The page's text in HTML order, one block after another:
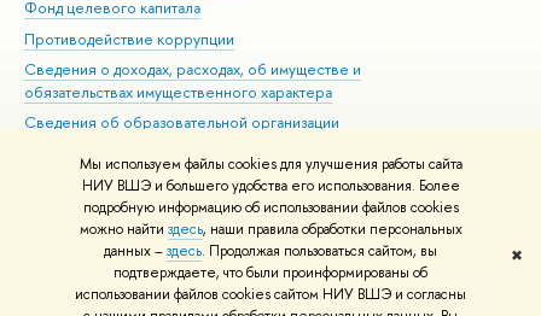
Мы используем файлы cookies для улучшения работы сайта
НИУ ВШЭ и большего удобства его использования. Более
подробную информацию об использовании файлов cookies
можно найти здесь, наши правила обработки персональных
данных –здесь. Продолжая пользоваться сайтом, вы
подтверждаете, что были проинформированы об
использовании файлов cookies сайтом НИУ ВШЭ и согласны
✖
Фонд целевого капитала
Противодействие коррупции
Сведения о доходах, расходах, об имуществе и
обязательствах имущественного характера
Сведения об образовательной организации
Людям с ограниченными возможностями здоровья
Единая платежная страница
Работа в Вышке
© НИУ ВШЭ 1993–2026 Адреса и контакты Условия использования